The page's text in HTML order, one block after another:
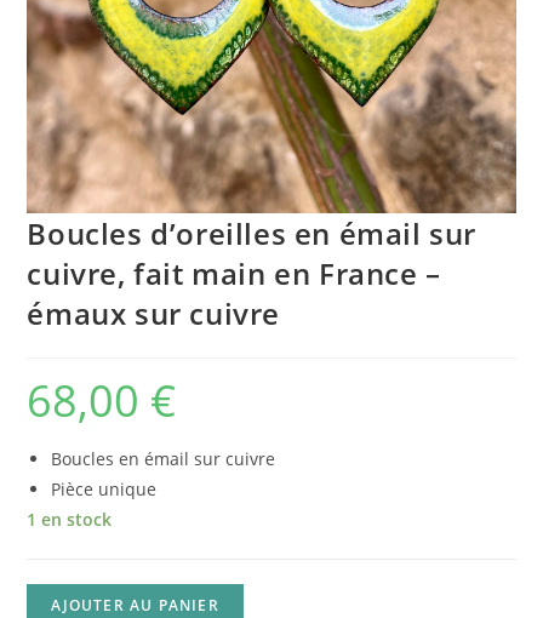
Boucles d’oreilles en émail sur
cuivre, fait main en France –
émaux sur cuivre
68,00 €
Boucles en émail sur cuivre
Pièce unique
1 en stock
AJOUTER AU PANIER